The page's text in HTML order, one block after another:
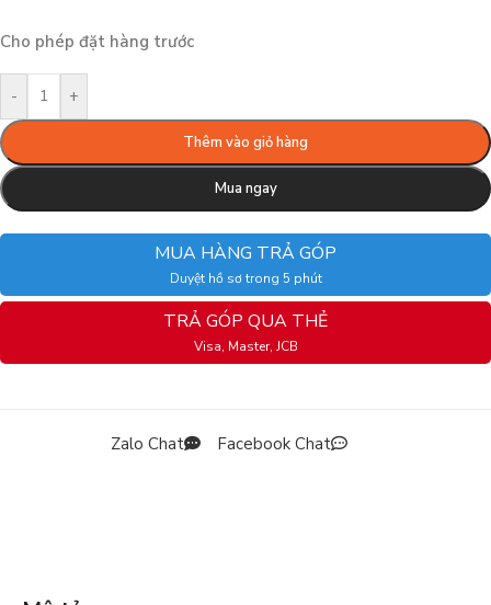
Cho phép đặt hàng trước
- +
Thêm vào giỏ hàng
Mua ngay
MUA HÀNG TRẢ GÓP
Duyệt hồ sơ trong 5 phút
TRẢ GÓP QUA THẺ
Visa, Master, JCB
Zalo Chat Facebook Chat